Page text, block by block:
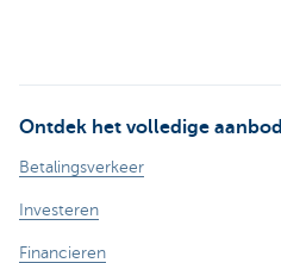
Ontdek het volledige aanbod
Betalingsverkeer
Investeren
Financieren